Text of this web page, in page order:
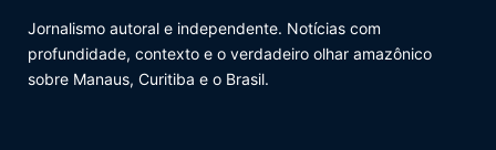
Jornalismo autoral e independente. Notícias com
profundidade, contexto e o verdadeiro olhar amazônico
sobre Manaus, Curitiba e o Brasil.